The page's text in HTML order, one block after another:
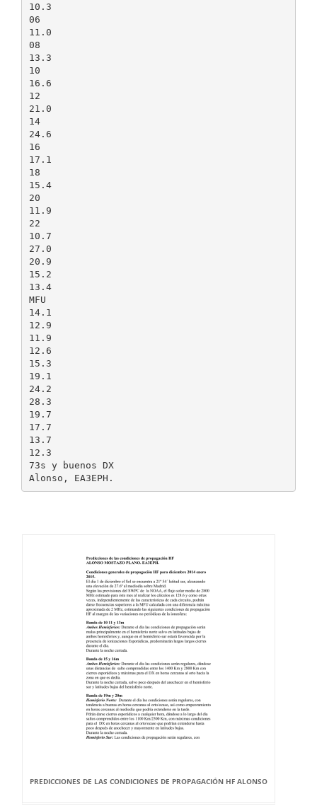
10.3
06
11.0
08
13.3
10
16.6
12
21.0
14
24.6
16
17.1
18
15.4
20
11.9
22
10.7
27.0
20.9
15.2
13.4
MFU
14.1
12.9
11.9
12.6
15.3
19.1
24.2
28.3
19.7
17.7
13.7
12.3
73s y buenos DX
PREDICCIONES DE LAS CONDICIONES DE PROPAGACIÓN HF ALONSO